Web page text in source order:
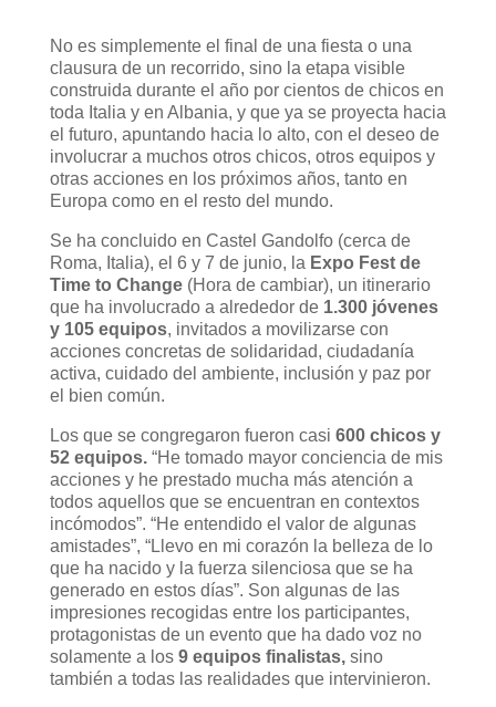
No es simplemente el final de una fiesta o una
clausura de un recorrido, sino la etapa visible
construida durante el año por cientos de chicos en
toda Italia y en Albania, y que ya se proyecta hacia
el futuro, apuntando hacia lo alto, con el deseo de
involucrar a muchos otros chicos, otros equipos y
otras acciones en los próximos años, tanto en
Europa como en el resto del mundo.
Se ha concluido en Castel Gandolfo (cerca de
Roma, Italia), el 6 y 7 de junio, la Expo Fest de
Time to Change (Hora de cambiar), un itinerario
que ha involucrado a alrededor de 1.300 jóvenes
y 105 equipos, invitados a movilizarse con
acciones concretas de solidaridad, ciudadanía
activa, cuidado del ambiente, inclusión y paz por
el bien común.
Los que se congregaron fueron casi 600 chicos y
52 equipos.“He tomado mayor conciencia de mis
acciones y he prestado mucha más atención a
todos aquellos que se encuentran en contextos
incómodos”. “He entendido el valor de algunas
amistades”, “Llevo en mi corazón la belleza de lo
que ha nacido y la fuerza silenciosa que se ha
generado en estos días”. Son algunas de las
impresiones recogidas entre los participantes,
protagonistas de un evento que ha dado voz no
solamente a los 9 equipos finalistas, sino
también a todas las realidades que intervinieron.